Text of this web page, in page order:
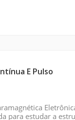
E Pulso
para estudar a